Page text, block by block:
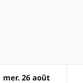
mer. 26 août